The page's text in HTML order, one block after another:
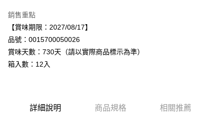
【關於「AFTEE先享後付」】
AFTEE先享後付是「在收到商品之後才付款」的支付方式。 讓您購物簡單
便利好安心！
１．簡單：不需註冊會員、不需綁卡、不需儲值。
２．便利：只要手機號碼，簡訊認證，即可結帳。
２．訂單成立數日內，您將收到繳費通知簡訊。
３．收到繳費通知簡訊後14天內，點擊此簡訊中的連結，可透過四大超商／
運送方式
宅配
每筆NT$120，滿NT$899(含以上)免運費
銷售重點
【賞味期限：2027/08/17】
品號：0015700050026
賞味天數：730天（請以實際商品標示為準）
箱入數：12入
詳細說明 商品規格 相關推薦